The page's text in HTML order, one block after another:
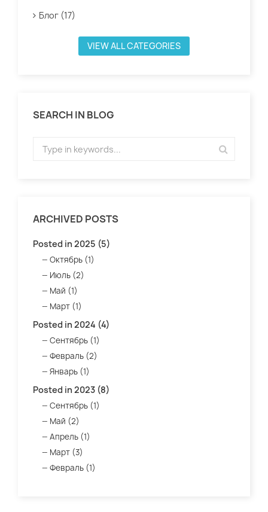
Блог (17)
VIEW ALL CATEGORIES
SEARCH IN BLOG
ARCHIVED POSTS
Posted in 2025 (5)
Октябрь (1)
Июль (2)
Май (1)
Март (1)
Posted in 2024 (4)
Сентябрь (1)
Февраль (2)
Январь (1)
Posted in 2023 (8)
Сентябрь (1)
Май (2)
Апрель (1)
Март (3)
Февраль (1)